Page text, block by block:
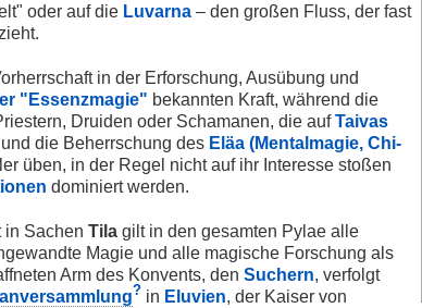
oder auf die Luvarna– den großen Fluss, der fast
in der Erforschung, Ausübung und
"Essenzmagie" bekannten Kraft, während die
Druiden oder Schamanen, die aufTaivas
die Beherrschung des Eläa (Mentalmagie, Chi-
üben, in der Regel nicht auf ihr Interesse stoßen
dominiert werden.
in Sachen Tilagilt in den gesamten Pylae alle
Magie und alle magische Forschung als
Arm des Konvents, den Suchern, verfolgt
? in Eluvien, der Kaiser von